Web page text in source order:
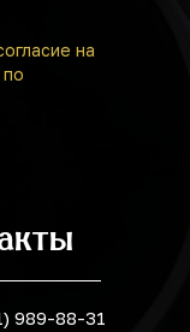
на
989-88-31